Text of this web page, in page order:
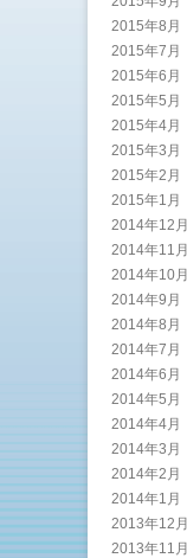
2015年8月
2015年7月
2015年6月
2015年5月
2015年4月
2015年3月
2015年2月
2015年1月
2014年12月
2014年11月
2014年10月
2014年9月
2014年8月
2014年7月
2014年6月
2014年5月
2014年4月
2014年3月
2014年2月
2014年1月
2013年12月
2013年11月